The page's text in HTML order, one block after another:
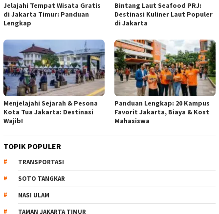
Jelajahi Tempat Wisata Gratis
di Jakarta Timur: Panduan
Lengkap
Bintang Laut Seafood PRJ:
Destinasi Kuliner Laut Populer
di Jakarta
Menjelajahi Sejarah & Pesona
Kota Tua Jakarta: Destinasi
Wajib!
Panduan Lengkap: 20 Kampus
Favorit Jakarta, Biaya & Kost
Mahasiswa
TOPIK POPULER
TRANSPORTASI
SOTO TANGKAR
NASI ULAM
TAMAN JAKARTA TIMUR